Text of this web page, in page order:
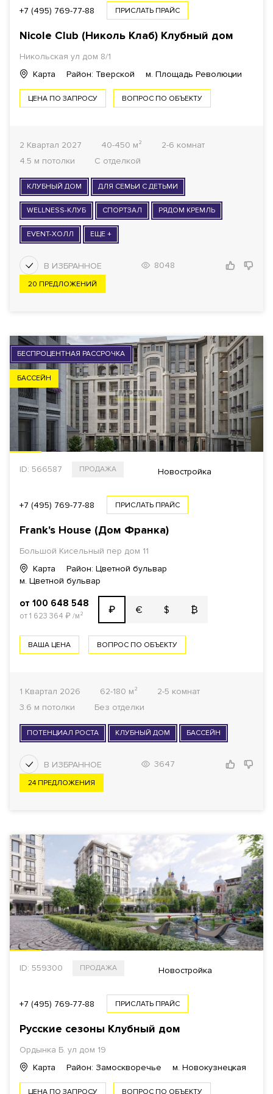
ПЛОЩАДЬ
КОМНАТ ОТ 1
ОТДЕЛКА
ГОТОВНОСТЬ ДОМА
Все варианты
ФОНД
Все варианты
+7 (495) 769-77-88 ПРИСЛАТЬ ПРАЙС
Nicole Club (Николь Клаб) Клубный дом
Никольская ул дом 8/1
Карта
Район: Тверской м. Площадь Революции
ЦЕНА ПО ЗАПРОСУ ВОПРОС ПО ОБЪЕКТУ
2 Квартал 2027 40-450 м²
2-6 комнат
4.5 м потолки
С отделкой
КЛУБНЫЙ ДОМ ДЛЯ СЕМЬИ С ДЕТЬМИ
WELLNESS-КЛУБ СПОРТЗАЛ РЯДОМ КРЕМЛЬ
EVENT-ХОЛЛ ЕЩЕ +
8048
20 ПРЕДЛОЖЕНИЙ
БЕСПРОЦЕНТНАЯ РАССРОЧКА
БАССЕЙН
ID: 566587 ПРОДАЖА Новостройка
+7 (495) 769-77-88 ПРИСЛАТЬ ПРАЙС
Frank's House (Дом Франка)
Большой Кисельный пер дом 11
Карта
Район: Цветной бульвар
м. Цветной бульвар
от 100 648 548
от 1 623 364 ₽/м² ₽ € $ ₿
ВАША ЦЕНА ВОПРОС ПО ОБЪЕКТУ
1 Квартал 2026 62-180 м²
2-5 комнат
3.6 м потолки
Без отделки
ПОТЕНЦИАЛ РОСТА КЛУБНЫЙ ДОМ БАССЕЙН
3647
24 ПРЕДЛОЖЕНИЯ
ID: 559300 ПРОДАЖА Новостройка
+7 (495) 769-77-88 ПРИСЛАТЬ ПРАЙС
Русские сезоны Клубный дом
Ордынка Б. ул дом 19
Карта
Район: Замоскворечье м. Новокузнецкая
ЦЕНА ПО ЗАПРОСУ ВОПРОС ПО ОБЪЕКТУ